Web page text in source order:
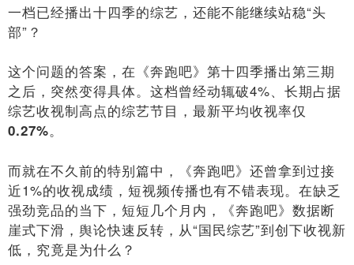
一档已经播出十四季的综艺，还能不能继续站稳“头
部”？
这个问题的答案，在《奔跑吧》第十四季播出第三期
之后，突然变得具体。这档曾经动辄破4%、长期占据
综艺收视制高点的综艺节目，最新平均收视率仅
0.27%。
而就在不久前的特别篇中，《奔跑吧》还曾拿到过接
近1%的收视成绩，短视频传播也有不错表现。在缺乏
强劲竞品的当下，短短几个月内，《奔跑吧》数据断
崖式下滑，舆论快速反转，从“国民综艺”到创下收视新
低，究竟是为什么？